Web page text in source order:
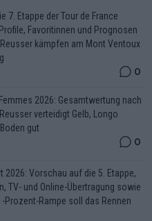
7. Etappe der Tour de France
Favoritinnen und Prognosen
kämpfen am Mont Ventoux
0
2026: Gesamtwertung nach
verteidigt Gelb, Longo
gut
0
2026: Vorschau auf die 5. Etappe,
TV- und Online-Übertragung sowie
Prozent-Rampe soll das Rennen